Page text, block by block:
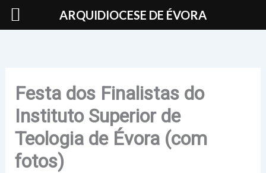
Skip
Festa dos Finalistas do
Instituto Superior de
Teologia de Évora (com
fotos)
ARQUIDIOCESE DE ÉVORA